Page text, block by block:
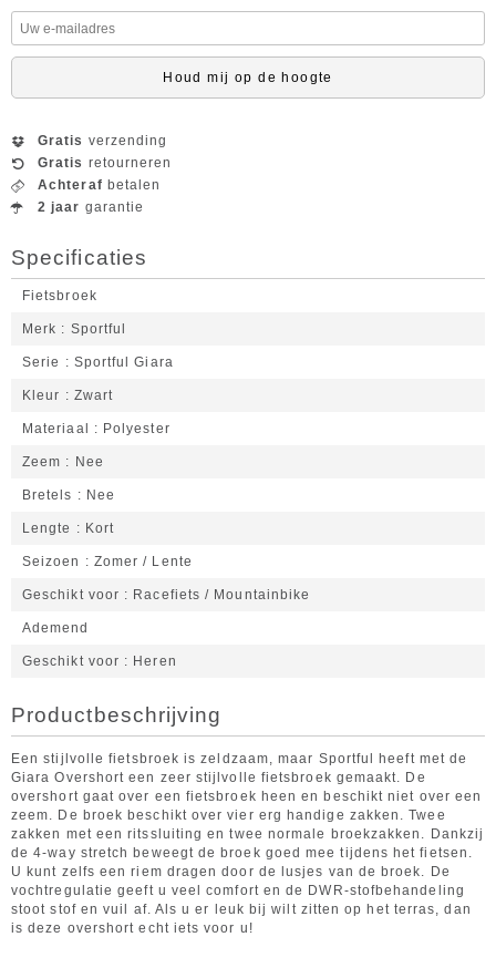
Houd mij op de hoogte
Gratis verzending
Gratis retourneren
Achteraf betalen
2 jaar garantie
Specificaties
Fietsbroek
Merk Sportful
Serie Sportful Giara
Kleur Zwart
Materiaal Polyester
Zeem Nee
Bretels Nee
Lengte Kort
Seizoen Zomer / Lente
Geschikt voor Racefiets / Mountainbike
Ademend
Geschikt voor Heren
Productbeschrijving
Een stijlvolle fietsbroek is zeldzaam, maar Sportful heeft met de
Giara Overshort een zeer stijlvolle fietsbroek gemaakt. De
overshort gaat over een fietsbroek heen en beschikt niet over een
zeem. De broek beschikt over vier erg handige zakken. Twee
zakken met een ritssluiting en twee normale broekzakken. Dankzij
de 4-way stretch beweegt de broek goed mee tijdens het fietsen.
U kunt zelfs een riem dragen door de lusjes van de broek. De
vochtregulatie geeft u veel comfort en de DWR-stofbehandeling
stoot stof en vuil af. Als u er leuk bij wilt zitten op het terras, dan
is deze overshort echt iets voor u!